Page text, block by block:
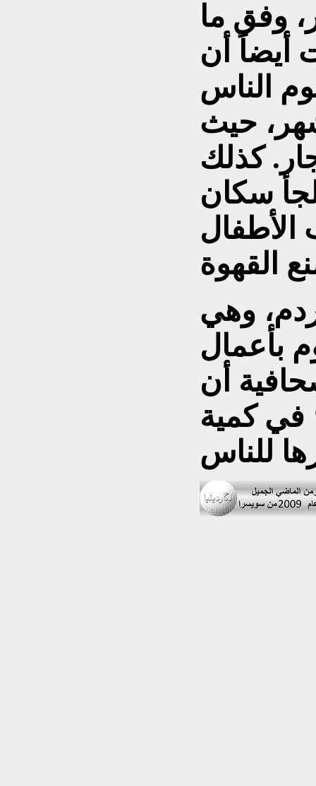
وفق ما
أيضاً أن
الناس
حيث
كذلك
سكان
الأطفال
وهي
بأعمال
أن
بأكثر من 70% في كمية